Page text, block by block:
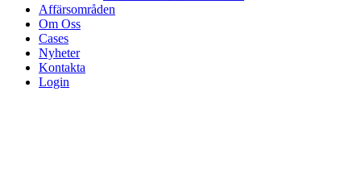
Affärsområden
Om Oss
Cases
Nyheter
Kontakta
Login